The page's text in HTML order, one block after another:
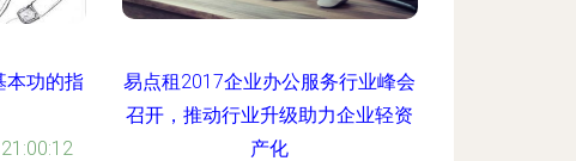
本功的指
易点租2017企业办公服务行业峰会
召开，推动行业升级助力企业轻资
产化